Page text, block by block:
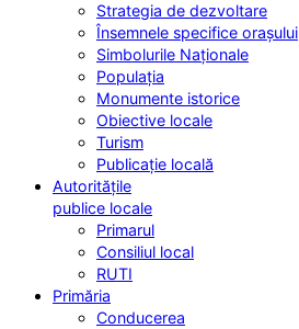
Strategia de dezvoltare
Însemnele specifice orașului
Simbolurile Naționale
Populația
Monumente istorice
Obiective locale
Turism
Publicație locală
Autoritățile
publice locale
Primarul
Consiliul local
RUTI
Primăria
Conducerea